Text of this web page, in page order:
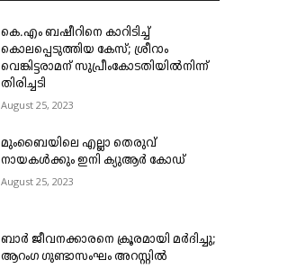
കെ.എം ബഷീറിനെ കാറിടിച്ച്
കൊലപ്പെടുത്തിയ കേസ്; ശ്രീറാം
വെങ്കിട്ടരാമന് സുപ്രീംകോടതിയിൽനിന്ന്
തിരിച്ചടി
August 25, 2023
മുംബൈയിലെ എല്ലാ തെരുവ്
നായകൾക്കും ഇനി ക്യുആർ കോഡ്
August 25, 2023
ബാർ ജീവനക്കാരനെ ക്രൂരമായി മർദിച്ചു;
ആറംഗ ഗുണ്ടാസംഘം അറസ്റ്റിൽ